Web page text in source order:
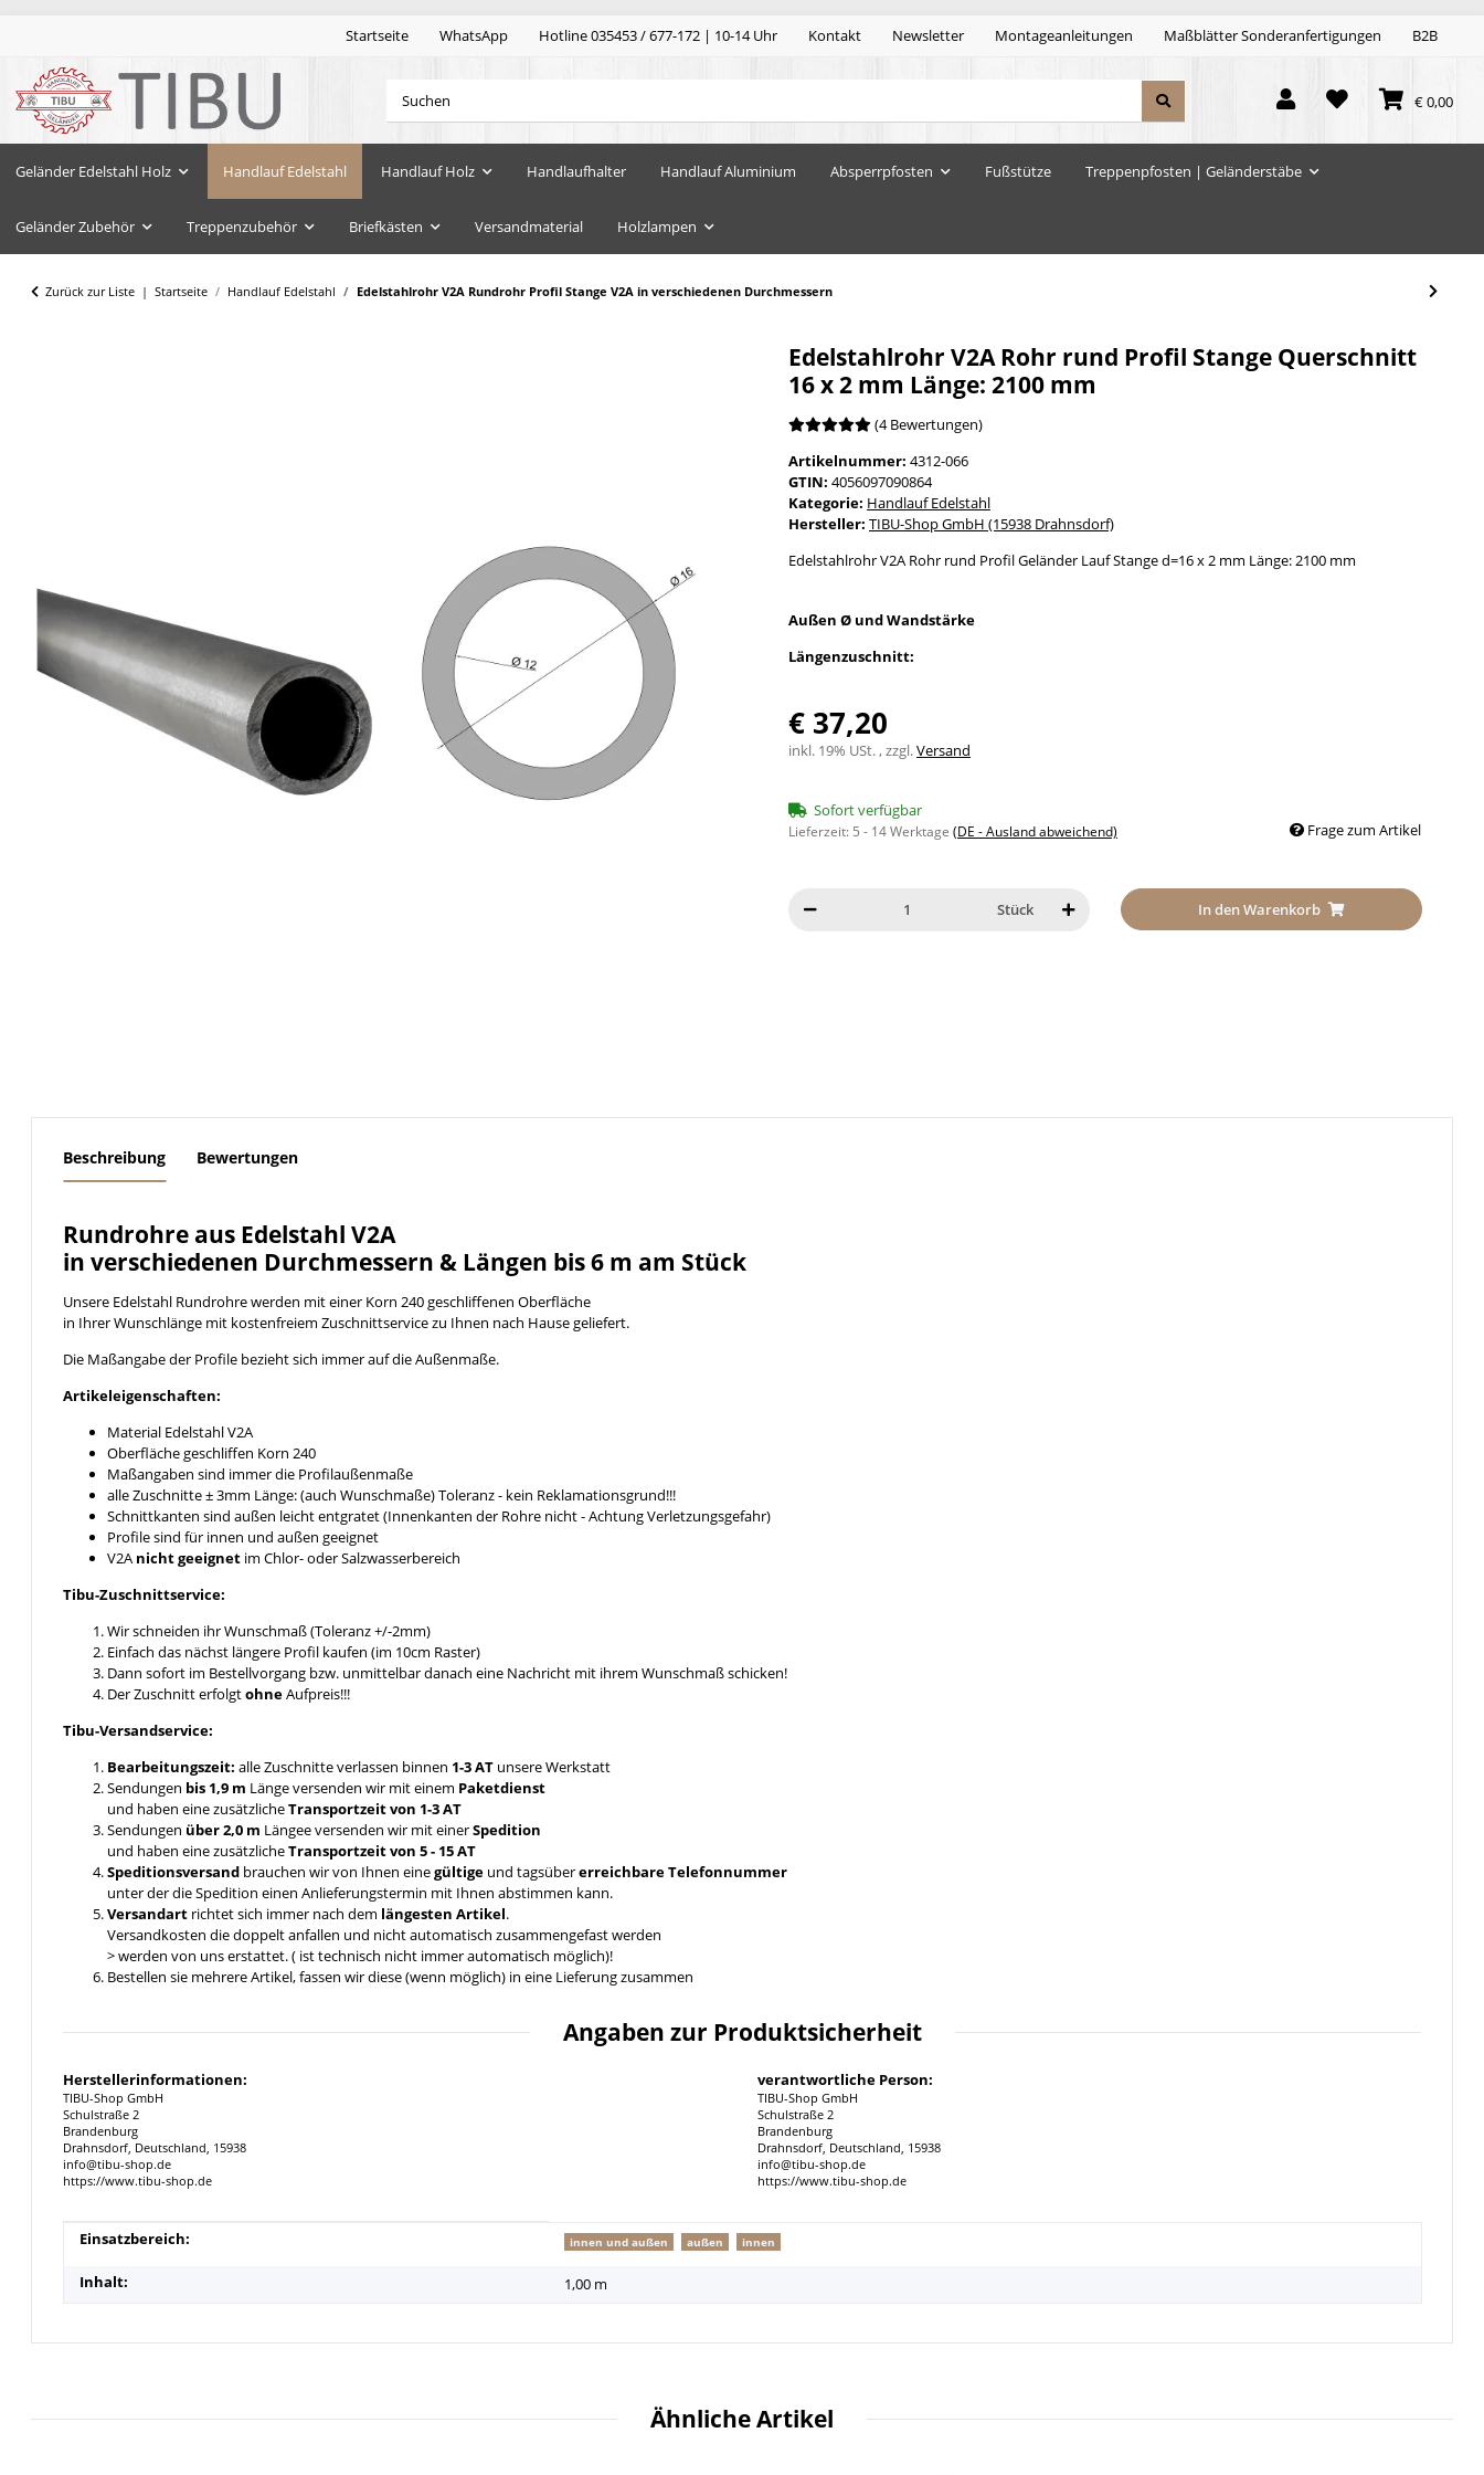
Startseite WhatsApp Hotline 035453 / 677-172 | 10-14 Uhr Kontakt Newsletter Montageanleitungen Maßblätter Sonderanfertigungen B2B
€ 0,00
Geländer Edelstahl Holz Handlauf Edelstahl Handlauf Holz Handlaufhalter Handlauf Aluminium Absperrpfosten Fußstütze Treppenpfosten | Geländerstäbe
Geländer Zubehör Treppenzubehör Briefkästen Versandmaterial Holzlampen
Zurück zur Liste Startseite Handlauf Edelstahl Edelstahlrohr V2A Rundrohr Profil Stange V2A in verschiedenen Durchmessern
Edelstahlrohr V2A Rohr rund Profil Stange Querschnitt
16 x 2 mm Länge: 2100 mm
(4 Bewertungen)
Artikelnummer: 4312-066
GTIN: 4056097090864
Kategorie: Handlauf Edelstahl
Hersteller: TIBU-Shop GmbH (15938 Drahnsdorf)
Edelstahlrohr V2A Rohr rund Profil Geländer Lauf Stange d=16 x 2 mm Länge: 2100 mm
Außen Ø und Wandstärke
Längenzuschnitt:
€ 37,20
inkl. 19% USt. , zzgl.Versand
Sofort verfügbar
Lieferzeit: 5 - 14 Werktage (DE - Ausland abweichend) Frage zum Artikel
Stück In den Warenkorb
Beschreibung Bewertungen
Rundrohre aus Edelstahl V2A
in verschiedenen Durchmessern & Längen bis 6 m am Stück
Unsere Edelstahl Rundrohre werden mit einer Korn 240 geschliffenen Oberfläche
in Ihrer Wunschlänge mit kostenfreiem Zuschnittservice zu Ihnen nach Hause geliefert.
Die Maßangabe der Profile bezieht sich immer auf die Außenmaße.
Artikeleigenschaften:
Material Edelstahl V2A
Oberfläche geschliffen Korn 240
Maßangaben sind immer die Profilaußenmaße
alle Zuschnitte ± 3mm Länge: (auch Wunschmaße) Toleranz - kein Reklamationsgrund!!!
Schnittkanten sind außen leicht entgratet (Innenkanten der Rohre nicht - Achtung Verletzungsgefahr)
Profile sind für innen und außen geeignet
V2A nicht geeignet im Chlor- oder Salzwasserbereich
Tibu-Zuschnittservice:
Wir schneiden ihr Wunschmaß (Toleranz +/-2mm)
Einfach das nächst längere Profil kaufen (im 10cm Raster)
Dann sofort im Bestellvorgang bzw. unmittelbar danach eine Nachricht mit ihrem Wunschmaß schicken!
Der Zuschnitt erfolgtohneAufpreis!!!
Tibu-Versandservice:
Bearbeitungszeit: alle Zuschnitte verlassen binnen 1-3 AT unsere Werkstatt
Sendungen bis 1,9 m Länge versenden wir mit einem Paketdienst
und haben eine zusätzlicheTransportzeit von 1-3 AT
Sendungen über 2,0 m Längee versenden wir mit einerSpedition
und haben eine zusätzlicheTransportzeit von 5 - 15 AT
Speditionsversand brauchen wir von Ihnen einegültige und tagsübererreichbare Telefonnummer
unter der die Spedition einen Anlieferungstermin mit Ihnen abstimmen kann.
Versandart richtet sich immer nach dem längesten Artikel.
Versandkosten die doppelt anfallen und nicht automatisch zusammengefast werden
> werden von uns erstattet. ( ist technisch nicht immer automatisch möglich)!
Bestellen sie mehrere Artikel, fassen wir diese (wenn möglich) in eine Lieferung zusammen
Angaben zur Produktsicherheit
Herstellerinformationen:
TIBU-Shop GmbH
Schulstraße 2
Brandenburg
Drahnsdorf, Deutschland, 15938
info@tibu-shop.de
https://www.tibu-shop.de
verantwortliche Person:
TIBU-Shop GmbH
Schulstraße 2
Brandenburg
Drahnsdorf, Deutschland, 15938
info@tibu-shop.de
https://www.tibu-shop.de
Produkteigenschaft
Wert
Einsatzbereich: innen und außen außen innen
Inhalt: 1,00 m
Ähnliche Artikel